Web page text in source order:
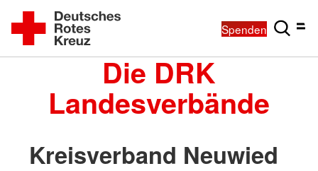
Spenden
Die DRK
Landesverbände
Kreisverband Neuwied